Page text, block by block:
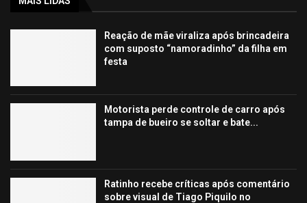
Reação de mãe viraliza após brincadeira
com suposto “namoradinho” da filha em
festa
Motorista perde controle de carro após
tampa de bueiro se soltar e bate...
Ratinho recebe críticas após comentário
sobre visual de Tiago Piquilo no